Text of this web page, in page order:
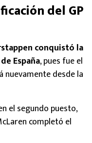
del GP
conquistó la
España, pues fue el
desde la
el segundo puesto,
completó el